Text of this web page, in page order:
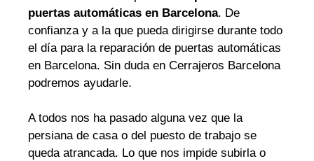
puertas automáticas en Barcelona. De
confianza y a la que pueda dirigirse durante todo
el día para la reparación de puertas automáticas
en Barcelona. Sin duda en Cerrajeros Barcelona
podremos ayudarle.
A todos nos ha pasado alguna vez que la
persiana de casa o del puesto de trabajo se
queda atrancada. Lo que nos impide subirla o